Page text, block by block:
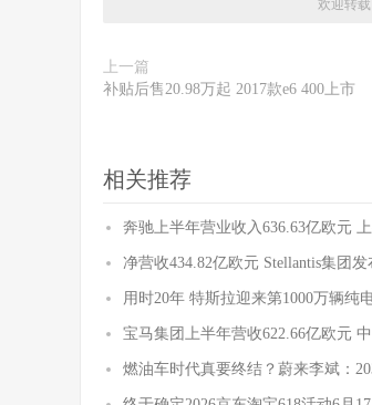
欢迎转载
上一篇
补贴后售20.98万起 2017款e6 400上市
相关推荐
奔驰上半年营业收入636.63亿欧元
净营收434.82亿欧元 Stellantis集团
用时20年 特斯拉迎来第1000万辆纯
宝马集团上半年营收622.66亿欧元
燃油车时代真要终结？蔚来李斌：